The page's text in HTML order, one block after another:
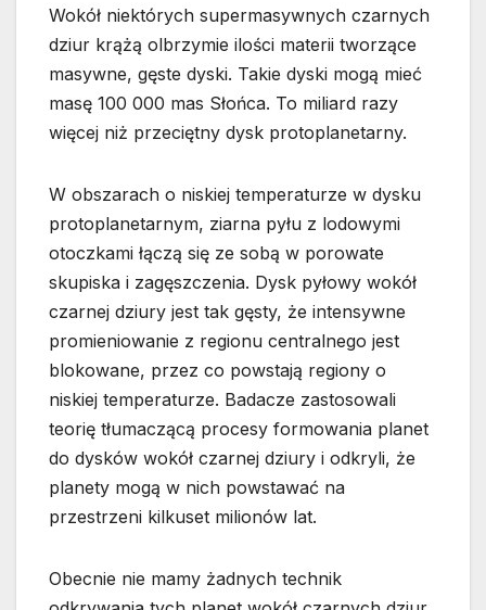
Wokół niektórych supermasywnych czarnych
dziur krążą olbrzymie ilości materii tworzące
masywne, gęste dyski. Takie dyski mogą mieć
masę 100 000 mas Słońca. To miliard razy
więcej niż przeciętny dysk protoplanetarny.
W obszarach o niskiej temperaturze w dysku
protoplanetarnym, ziarna pyłu z lodowymi
otoczkami łączą się ze sobą w porowate
skupiska i zagęszczenia. Dysk pyłowy wokół
czarnej dziury jest tak gęsty, że intensywne
promieniowanie z regionu centralnego jest
blokowane, przez co powstają regiony o
niskiej temperaturze. Badacze zastosowali
teorię tłumaczącą procesy formowania planet
do dysków wokół czarnej dziury i odkryli, że
planety mogą w nich powstawać na
przestrzeni kilkuset milionów lat.
Obecnie nie mamy żadnych technik